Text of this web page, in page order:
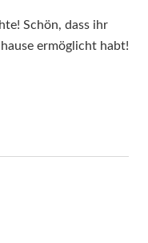
Schön, dass ihr
ermöglicht habt!